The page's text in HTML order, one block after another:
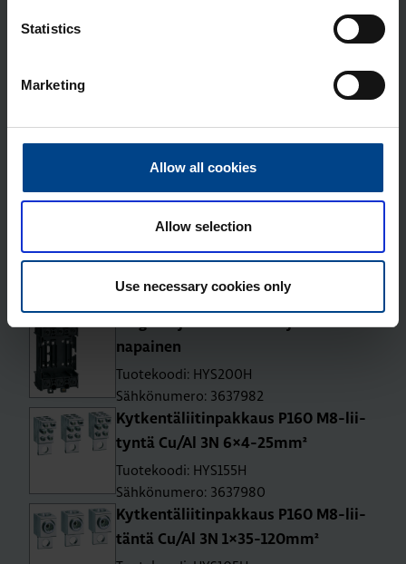
Statistics
Marketing
Allow all cookies
Allow selection
Use necessary cookies only
Kyt­ken­tä­lii­tin P160 si­sä­asen­nus
Kyt­ken­tä­lii­tin­pak­kaus P160 si­sä­
Sähkönumero: 3637974
Kyt­ken­tä­lii­tin P160 ul­ko­puo­li­nen
asen­nus Cu/Al 3N 1×35-120mm²
Tuotekoodi: HYS005H
Plug-in -ja­lus­ta kat­kai­si­jal­le P160 3-
na­pai­nen
Tuotekoodi: HYS200H
Sähkönumero: 3637982
Kyt­ken­tä­lii­tin­pak­kaus P160 M8-lii­
tyn­tä Cu/Al 3N 6×4-25mm²
Tuotekoodi: HYS155H
Sähkönumero: 3637980
Kyt­ken­tä­lii­tin­pak­kaus P160 M8-lii­
tän­tä Cu/Al 3N 1×35-120mm²